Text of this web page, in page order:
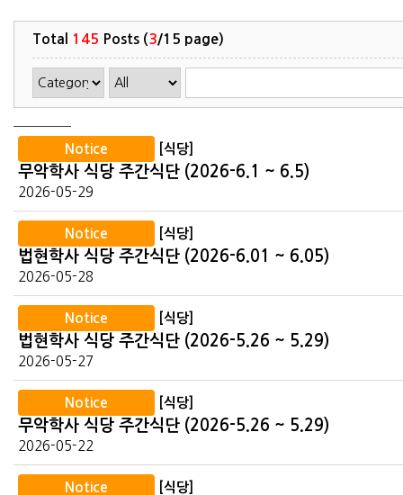
Total 145 Posts ( 3/15 page)
Notice [식당]
무악학사 식당 주간식단 (2026-6.1 ~ 6.5)
2026-05-29
Notice [식당]
법현학사 식당 주간식단 (2026-6.01 ~ 6.05)
2026-05-28
Notice [식당]
법현학사 식당 주간식단 (2026-5.26 ~ 5.29)
2026-05-27
Notice [식당]
무악학사 식당 주간식단 (2026-5.26 ~ 5.29)
2026-05-22
Notice [식당]